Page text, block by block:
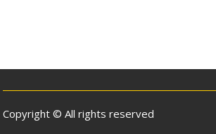
Copyright © All rights reserved